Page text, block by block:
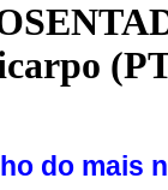
do mais